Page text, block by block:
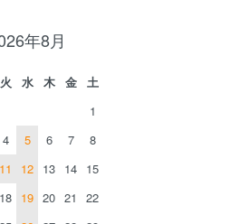
年8月
火 水 木 金
土
1
4 5 6 7
8
11 12 13 14 15
18 19 20 21
22